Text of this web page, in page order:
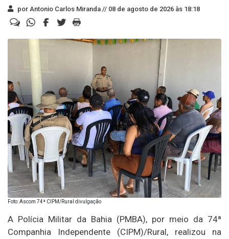
por Antonio Carlos Miranda // 08 de agosto de 2026 às 18:18
Foto: Ascom 74ª CIPM/Rural divulgação
A Polícia Militar da Bahia (PMBA), por meio da 74ª
Companhia Independente (CIPM)/Rural, realizou na